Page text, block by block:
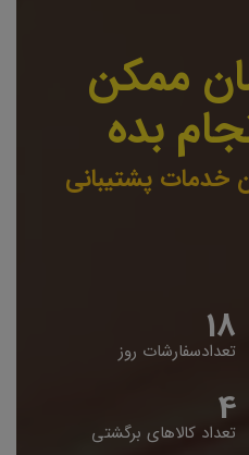
ممکن
بده
خدمات پشتیبانی
19
تعدادسفارشات روز
5
تعداد کالاهای برگشتی